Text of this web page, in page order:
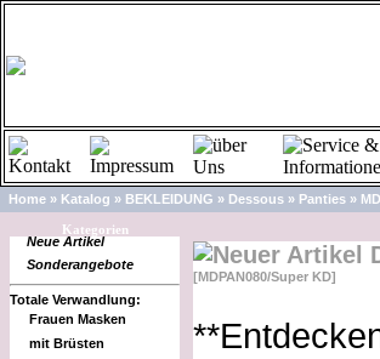
Home » Katalog » BEKLEIDUNG » Dessous » Panties »
Kategorien
Neue Artikel
Sonderangebote
Totale Verwandlung:
Frauen Masken
mit Brüsten
[MDPAN080/Super KD]